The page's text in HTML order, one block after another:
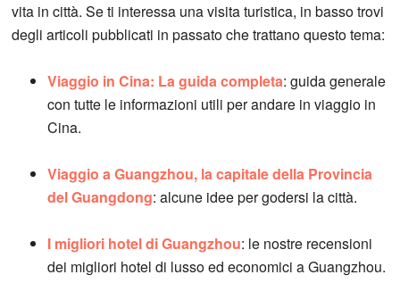
vita in città. Se ti interessa una visita turistica, in basso trovi
degli articoli pubblicati in passato che trattano questo tema:
Viaggio in Cina: La guida completa: guida generale
con tutte le informazioni utili per andare in viaggio in
Cina.
Viaggio a Guangzhou, la capitale della Provincia
del Guangdong: alcune idee per godersi la città.
I migliori hotel di Guangzhou: le nostre recensioni
dei migliori hotel di lusso ed economici a Guangzhou.